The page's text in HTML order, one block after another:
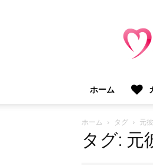
モ）：
プ
マ
マ
向
ホーム
ホーム タグ 元彼
タグ: 元